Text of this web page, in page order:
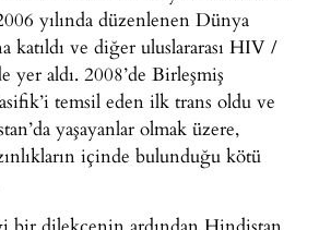
yılında düzenlenen Dünya
katıldı ve diğer uluslararası HIV /
yer aldı. 2008’de Birleşmiş
temsil eden ilk trans oldu ve
yaşayanlar olmak üzere,
içinde bulunduğu kötü